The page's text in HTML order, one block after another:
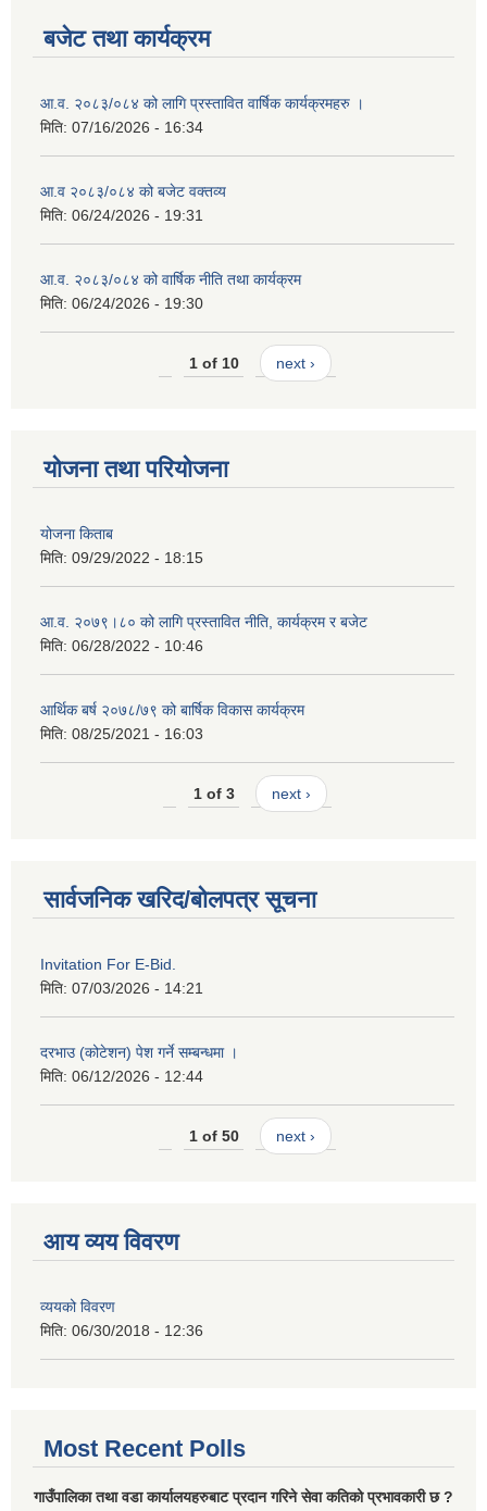
बजेट तथा कार्यक्रम
आ.व. २०८३/०८४ को लागि प्रस्तावित वार्षिक कार्यक्रमहरु ।
मिति: 07/16/2026 - 16:34
आ.व २०८३/०८४ को बजेट वक्तव्य
मिति: 06/24/2026 - 19:31
आ.व. २०८३/०८४ को वार्षिक नीति तथा कार्यक्रम
मिति: 06/24/2026 - 19:30
1 of 10 next ›
योजना तथा परियोजना
योजना किताब
मिति: 09/29/2022 - 18:15
आ.व. २०७९।८० को लागि प्रस्तावित नीति, कार्यक्रम र बजेट
मिति: 06/28/2022 - 10:46
आर्थिक बर्ष २०७८/७९ को बार्षिक विकास कार्यक्रम
मिति: 08/25/2021 - 16:03
1 of 3 next ›
सार्वजनिक खरिद/बोलपत्र सूचना
Invitation For E-Bid.
मिति: 07/03/2026 - 14:21
दरभाउ (कोटेशन) पेश गर्ने सम्बन्धमा ।
मिति: 06/12/2026 - 12:44
1 of 50 next ›
आय व्यय विवरण
व्ययको विवरण
मिति: 06/30/2018 - 12:36
Most Recent Polls
गाउँपालिका तथा वडा कार्यालयहरुबाट प्रदान गरिने सेवा कतिको प्रभावकारी छ ?